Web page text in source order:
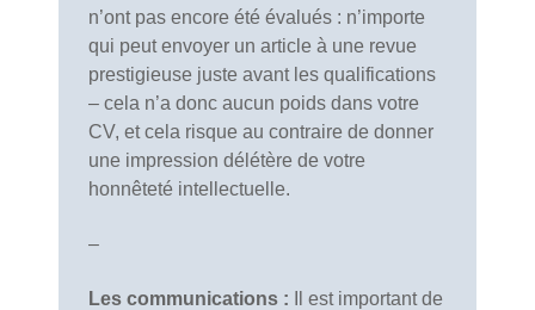
n’ont pas encore été évalués : n’importe
qui peut envoyer un article à une revue
prestigieuse juste avant les qualifications
– cela n’a donc aucun poids dans votre
CV, et cela risque au contraire de donner
une impression délétère de votre
honnêteté intellectuelle.
–
Les communications : Il est important de